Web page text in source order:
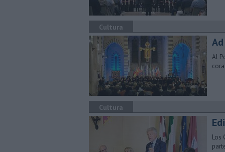
Cultura
Al
Cultura
Los